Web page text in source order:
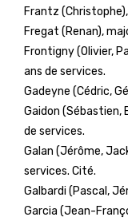
Frantz
Fregat (Renan),
Frontigny (Olivier,
ans de services.
Gadeyne (Cédric,
Gaidon (Sébastien,
de services.
Galan (Jérôme,
services. Cité.
Galbardi (Pascal,
Garcia (Jean-